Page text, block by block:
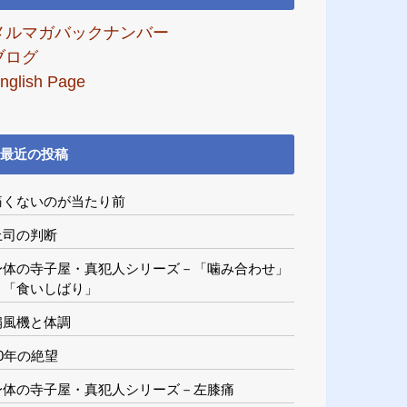
ルマガバックナンバー
ログ
Page
最近の投稿
くないのが当たり前
司の判断
の寺子屋・真犯人シリーズ－「噛み合わせ」
食いしばり」
風機と体調
年の絶望
体の寺子屋・真犯人シリーズ－左膝痛